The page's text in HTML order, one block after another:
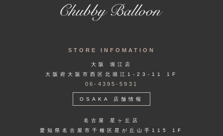
STORE INFOMATION
大阪 堀江店
大阪府大阪市西区北堀江1-23-11 1F
06-4395-5931
OSAKA 店舗情報
名古屋 星ヶ丘店
愛知県名古屋市千種区星が丘山手115 1F